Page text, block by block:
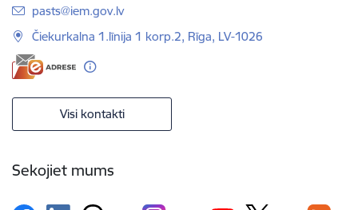
E-pasts:
pasts@iem.gov.lv
Čiekurkalna 1.līnija 1 korp.2, Rīga, LV-1026
Visi kontakti
Sekojiet mums